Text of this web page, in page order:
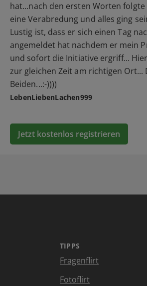
hat...nach den ersten Worten folgte
eine Verabredung und alles ging
Lustig ist, dass er sich einen Tag
angemeldet hat nachdem er mein
und sofort die Initiative ergriff...
zur gleichen Zeit am richtigen Ort...
Beiden...:-))))
LebenLiebenLachen999
Jetzt kostenlos registrieren
TIPPS
Fragenflirt
Fotoflirt